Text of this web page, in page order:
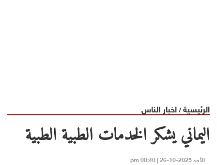
الرئيسية/اخبار الناس
اليماني يشكر الخدمات الطبية الطبية
الأحد 2025-10-26 | 08:40 pm